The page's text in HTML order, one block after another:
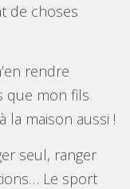
de choses
rendre
que mon fils
la maison aussi !
seul, ranger
Le sport